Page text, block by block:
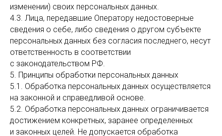
изменении) своих персональных данных.
4.3. Лица, передавшие Оператору недостоверные
сведения о себе, либо сведения о другом субъекте
персональных данных без согласия последнего, несут
ответственность в соответствии
с законодательством РФ.
5. Принципы обработки персональных данных
5.1. Обработка персональных данных осуществляется
на законной и справедливой основе.
5.2. Обработка персональных данных ограничивается
достижением конкретных, заранее определенных
и законных целей. Не допускается обработка